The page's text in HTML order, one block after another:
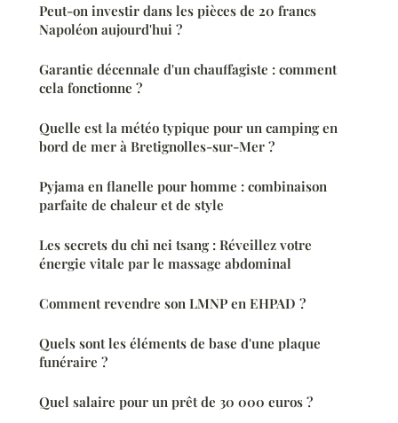
Peut-on investir dans les pièces de 20 francs
Napoléon aujourd'hui ?
Garantie décennale d'un chauffagiste : comment
cela fonctionne ?
Quelle est la météo typique pour un camping en
bord de mer à Bretignolles-sur-Mer ?
Pyjama en flanelle pour homme : combinaison
parfaite de chaleur et de style
Les secrets du chi nei tsang : Réveillez votre
énergie vitale par le massage abdominal
Comment revendre son LMNP en EHPAD ?
Quels sont les éléments de base d'une plaque
funéraire ?
Quel salaire pour un prêt de 30 000 euros ?